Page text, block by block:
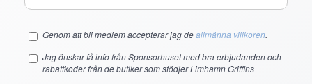
Genom att bli medlem accepterar jag deallmänna villkoren.
Jag önskar få info från Sponsorhuset med bra erbjudanden och
rabattkoder från de butiker som stödjer Limhamn Griffins